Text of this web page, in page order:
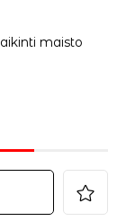
maisto